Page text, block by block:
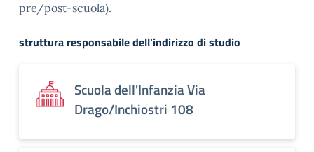
pre/post-scuola).
struttura responsabile dell'indirizzo di studio
Scuola dell'Infanzia Via
Drago/Inchiostri 108